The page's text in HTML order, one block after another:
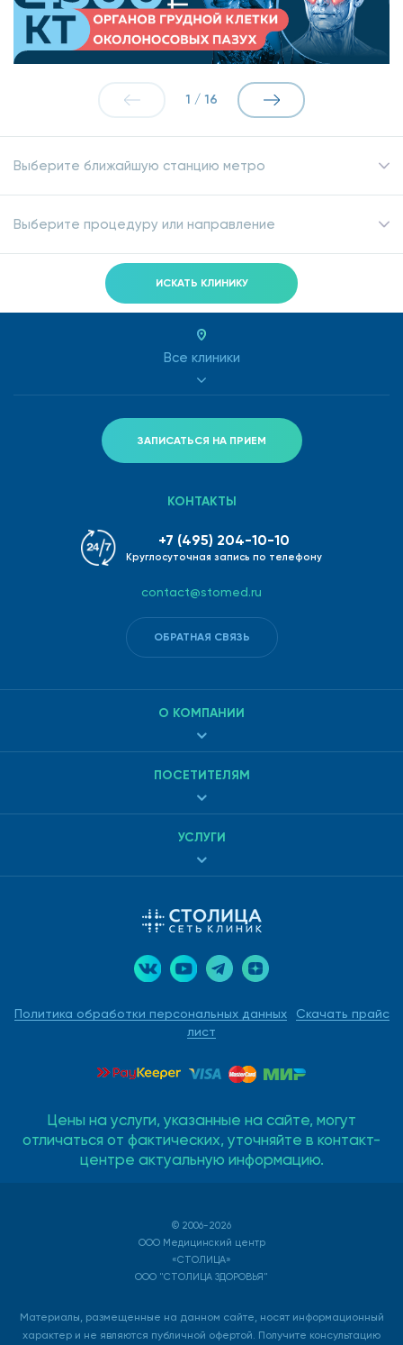
1 / 16
Выберите ближайшую станцию метро
Выберите процедуру или направление
ИСКАТЬ КЛИНИКУ
Все клиники
ЗАПИСАТЬСЯ НА ПРИЕМ
Политика обработки персональных данных
Скачать прайс
лист
О КОМПАНИИ
ПОСЕТИТЕЛЯМ
УСЛУГИ
КОНТАКТЫ
+7 (495) 204-10-10
Круглосуточная запись по телефону
contact@stomed.ru
ОБРАТНАЯ СВЯЗЬ
Цены на услуги, указанные на сайте, могут
отличаться от фактических, уточняйте в контакт-
центре актуальную информацию.
© 2006-2026
ООО Медицинский центр
«СТОЛИЦА»
ООО "СТОЛИЦА ЗДОРОВЬЯ"
Материалы, размещенные на данном сайте, носят информационный
характер и не являются публичной офертой. Получите консультацию